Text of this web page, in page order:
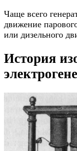
Чаще всего
движение
или дизельного
История